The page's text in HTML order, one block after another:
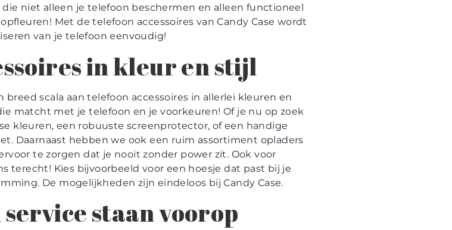
niet alleen je telefoon beschermen en alleen functioneel
Met de telefoon accessoires van Candy Case wordt
van je telefoon eenvoudig!
in kleur en stijl
breed scala aan telefoon accessoires in allerlei kleuren en
matcht met je telefoon en je voorkeuren! Of je nu op zoek
kleuren, een robuuste screenprotector, of een handige
Daarnaast hebben we ook een ruim assortiment opladers
te zorgen dat je nooit zonder power zit. Ook voor
terecht! Kies bijvoorbeeld voor een hoesje dat past bij je
De mogelijkheden zijn eindeloos bij Candy Case.
staan voorop